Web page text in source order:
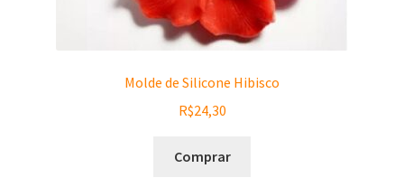
Molde de Silicone Hibisco
R$24,30
Comprar